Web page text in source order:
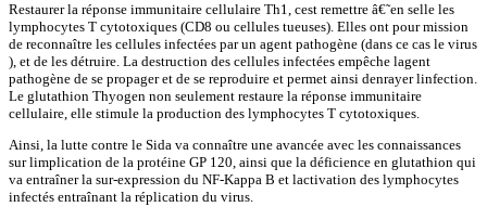
Restaurer la réponse immunitaire cellulaire Th1, cest remettre â€˜en selle les
lymphocytes T cytotoxiques (CD8 ou cellules tueuses). Elles ont pour mission
de reconnaître les cellules infectées par un agent pathogène (dans ce cas le virus
), et de les détruire. La destruction des cellules infectées empêche lagent
pathogène de se propager et de se reproduire et permet ainsi denrayer linfection.
Le glutathion Thyogen non seulement restaure la réponse immunitaire
cellulaire, elle stimule la production des lymphocytes T cytotoxiques.
Ainsi, la lutte contre le Sida va connaître une avancée avec les connaissances
sur limplication de la protéine GP 120, ainsi que la déficience en glutathion qui
va entraîner la sur-expression du NF-Kappa B et lactivation des lymphocytes
infectés entraînant la réplication du virus.